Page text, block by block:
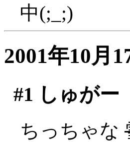
中(;_;)
2001年10月
#1 しゅがー
ちっちゃな